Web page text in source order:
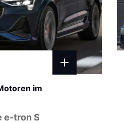
im
e-tron S